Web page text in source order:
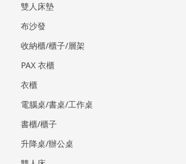
雙人床墊
布沙發
收納櫃/櫃子/層架
PAX 衣櫃
衣櫃
電腦桌/書桌/工作桌
書櫃/櫃子
升降桌/辦公桌